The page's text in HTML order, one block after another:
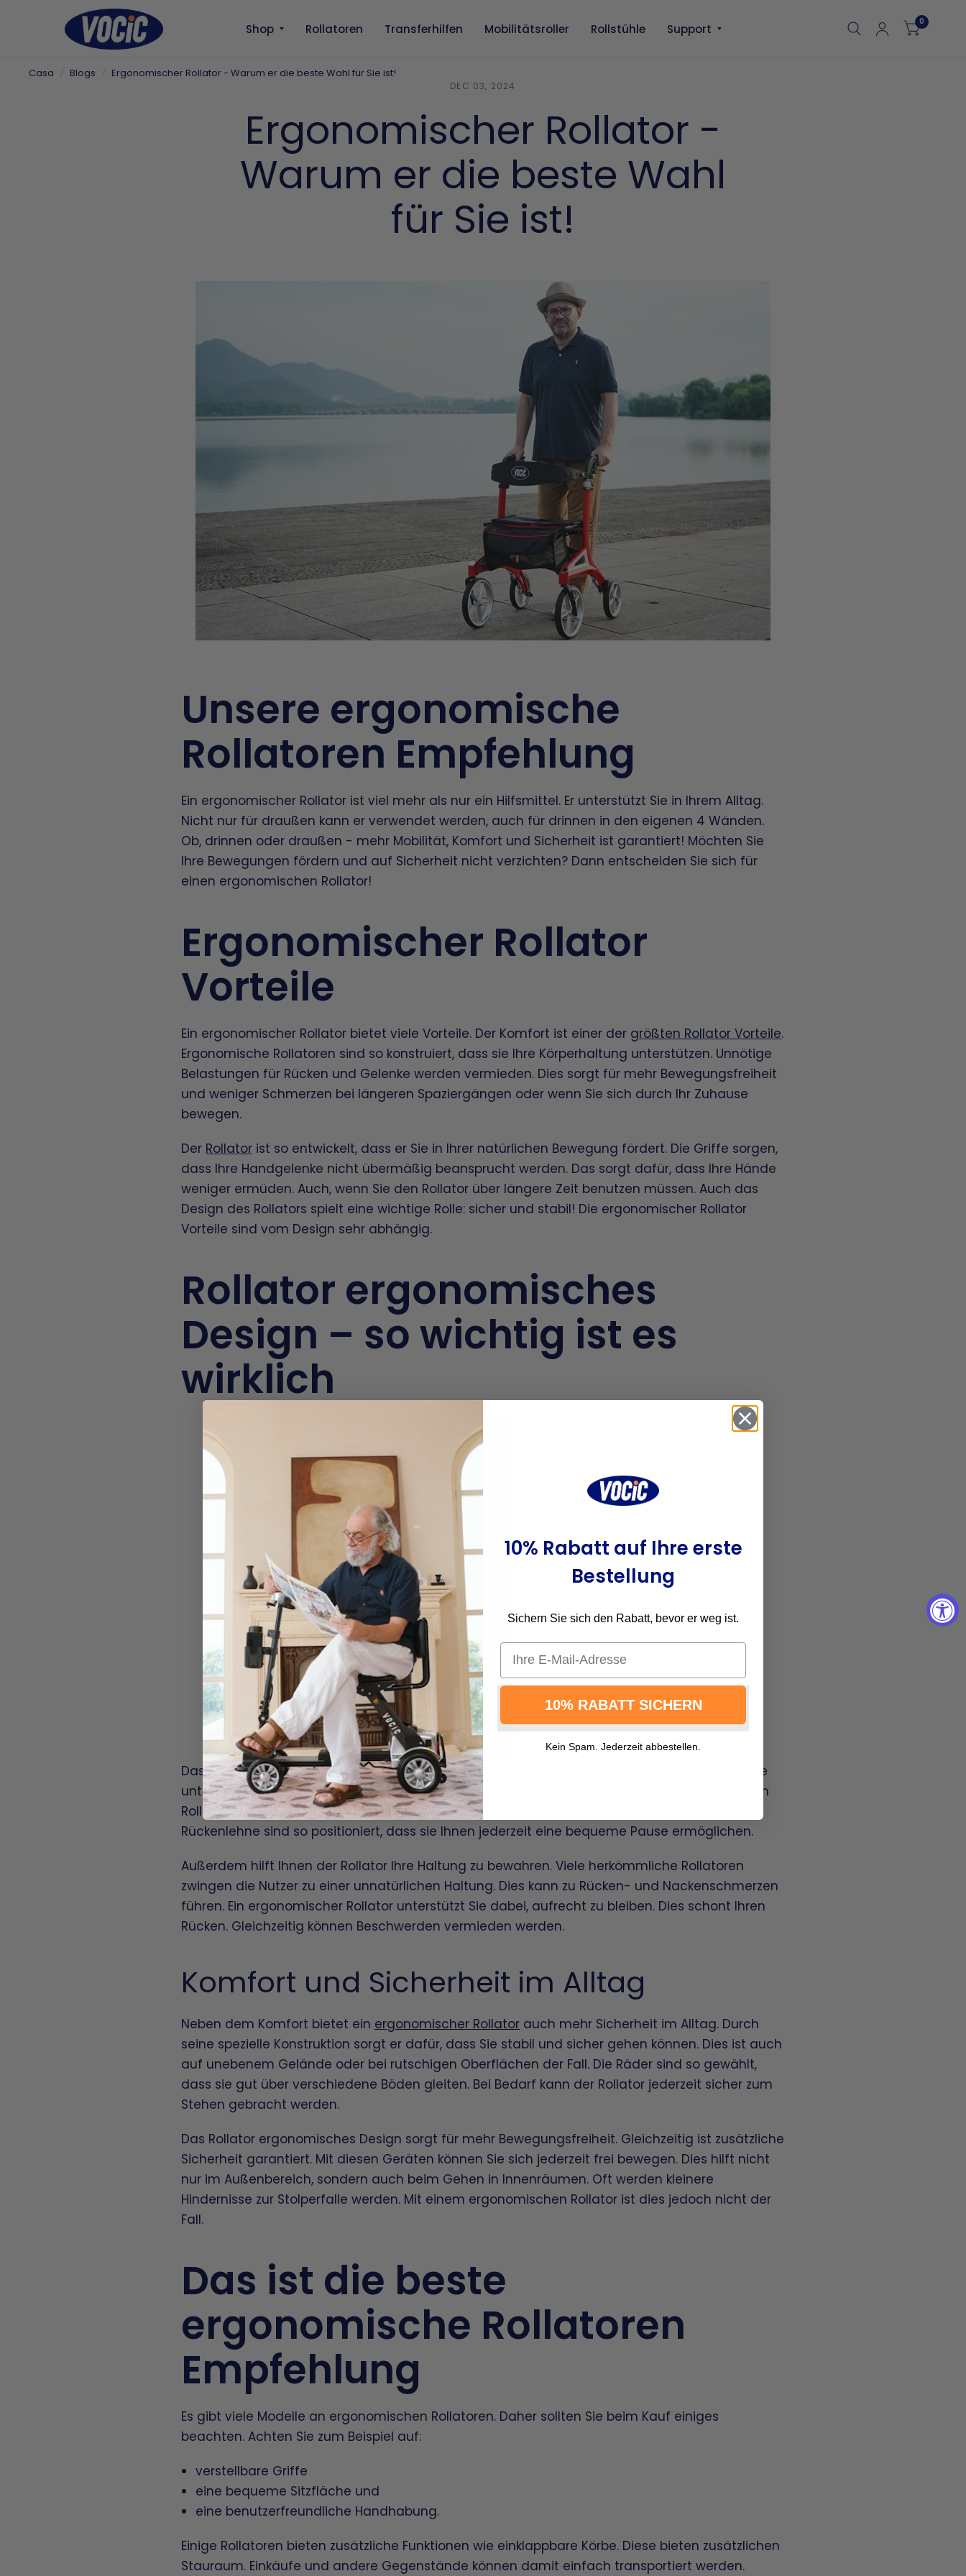
Shop Rollatoren Transferhilfen Mobilitätsroller Rollstühle Support 0
Casa Blogs Ergonomischer Rollator - Warum er die beste Wahl für Sie ist!
DEC 03, 2024
Ergonomischer Rollator -
Warum er die beste Wahl
für Sie ist!
Unsere ergonomische
Rollatoren Empfehlung
Ein ergonomischer Rollator ist viel mehr als nur ein Hilfsmittel. Er unterstützt Sie in Ihrem Alltag.
Nicht nur für draußen kann er verwendet werden, auch für drinnen in den eigenen 4 Wänden.
Ob, drinnen oder draußen - mehr Mobilität, Komfort und Sicherheit ist garantiert! Möchten Sie
Ihre Bewegungen fördern und auf Sicherheit nicht verzichten? Dann entscheiden Sie sich für
einen ergonomischen Rollator!
Ergonomischer Rollator
Vorteile
Ein ergonomischer Rollator bietet viele Vorteile. Der Komfort ist einer der größten Rollator Vorteile.
Ergonomische Rollatoren sind so konstruiert, dass sie Ihre Körperhaltung unterstützen. Unnötige
Belastungen für Rücken und Gelenke werden vermieden. Dies sorgt für mehr Bewegungsfreiheit
und weniger Schmerzen bei längeren Spaziergängen oder wenn Sie sich durch Ihr Zuhause
bewegen.
Der Rollator ist so entwickelt, dass er Sie in Ihrer natürlichen Bewegung fördert. Die Griffe sorgen,
dass Ihre Handgelenke nicht übermäßig beansprucht werden. Das sorgt dafür, dass Ihre Hände
weniger ermüden. Auch, wenn Sie den Rollator über längere Zeit benutzen müssen. Auch das
Design des Rollators spielt eine wichtige Rolle: sicher und stabil! Die ergonomischer Rollator
Vorteile sind vom Design sehr abhängig.
Rollator ergonomisches
Design – so wichtig ist es
wirklich
Das Rollator ergonomisches Design ist für Komfort und Funktionalität verantwortlich. Die Griffe
unterstützen die natürliche. Das bedeutet, dass Sie weniger Kraft aufwenden müssen, um den
Rollator zu steuern. Das ist besonders bei längeren Strecken von Vorteil. Die Sitzfläche und die
Rückenlehne sind so positioniert, dass sie Ihnen jederzeit eine bequeme Pause ermöglichen.
Außerdem hilft Ihnen der Rollator Ihre Haltung zu bewahren. Viele herkömmliche Rollatoren
zwingen die Nutzer zu einer unnatürlichen Haltung. Dies kann zu Rücken- und Nackenschmerzen
führen. Ein ergonomischer Rollator unterstützt Sie dabei, aufrecht zu bleiben. Dies schont Ihren
Rücken. Gleichzeitig können Beschwerden vermieden werden.
Komfort und Sicherheit im Alltag
Neben dem Komfort bietet ein ergonomischer Rollator auch mehr Sicherheit im Alltag. Durch
seine spezielle Konstruktion sorgt er dafür, dass Sie stabil und sicher gehen können. Dies ist auch
auf unebenem Gelände oder bei rutschigen Oberflächen der Fall. Die Räder sind so gewählt,
dass sie gut über verschiedene Böden gleiten. Bei Bedarf kann der Rollator jederzeit sicher zum
Stehen gebracht werden.
Das Rollator ergonomisches Design sorgt für mehr Bewegungsfreiheit. Gleichzeitig ist zusätzliche
Sicherheit garantiert. Mit diesen Geräten können Sie sich jederzeit frei bewegen. Dies hilft nicht
nur im Außenbereich, sondern auch beim Gehen in Innenräumen. Oft werden kleinere
Hindernisse zur Stolperfalle werden. Mit einem ergonomischen Rollator ist dies jedoch nicht der
Fall.
Das ist die beste
ergonomische Rollatoren
Empfehlung
Es gibt viele Modelle an ergonomischen Rollatoren. Daher sollten Sie beim Kauf einiges
beachten. Achten Sie zum Beispiel auf:
verstellbare Griffe
eine bequeme Sitzfläche und
eine benutzerfreundliche Handhabung.
Einige Rollatoren bieten zusätzliche Funktionen wie einklappbare Körbe. Diese bieten zusätzlichen
Stauraum. Einkäufe und andere Gegenstände können damit einfach transportiert werden.
10% Rabatt auf Ihre erste
Bestellung
Sichern Sie sich den Rabatt, bevor er weg ist.
Email
10% RABATT SICHERN
Kein Spam. Jederzeit abbestellen.